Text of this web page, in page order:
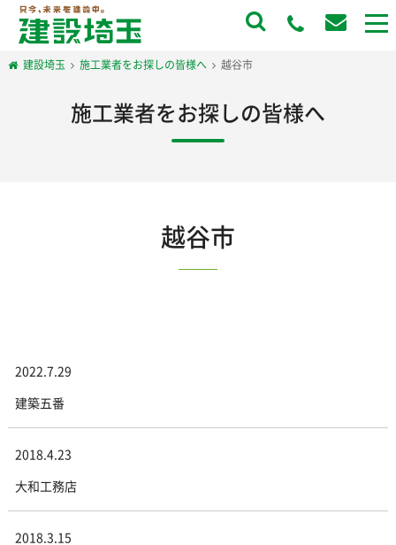
建設埼玉 施工業者をお探しの皆様へ 越谷市
施工業者をお探しの皆様へ
越谷市
2022.7.29
建築五番
2018.4.23
大和工務店
2018.3.15